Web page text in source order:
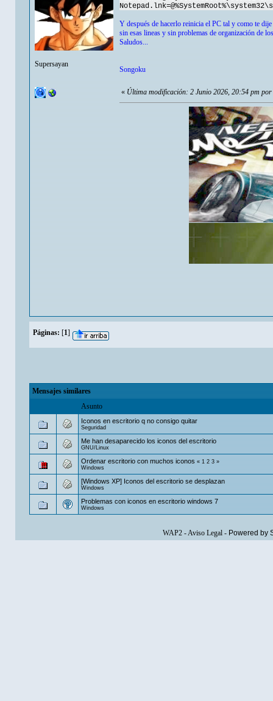
Supersayan
Y después de hacerlo reinicia el PC tal y como te
sin esas lineas y sin problemas de organización de
Saludos...
Songoku
« Última modificación: 2 Junio 2026, 20:54 pm por
Páginas: [1]
Mensajes similares
Asunto
Iconos en escritorio q no consigo quitar
Seguridad
Me han desaparecido los iconos del escritorio
GNU/Linux
Ordenar escritorio con muchos iconos «1 2 3»
Windows
[Windows XP] Iconos del escritorio se desplazan
Windows
Problemas con iconos en escritorio windows 7
Windows
WAP2-Aviso Legal- Powered by